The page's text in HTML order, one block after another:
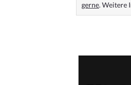
gerne. Weitere